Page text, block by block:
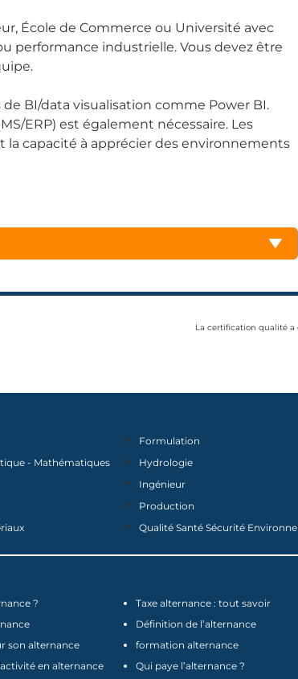
École de Commerce ou Université avec
performance industrielle. Vous devez être
BI/data visualisation comme Power BI.
ERP) est également nécessaire. Les
la capacité à apprécier des environnements
La certification qualité a
- Mathématiques
Formulation
Hydrologie
Ingénieur
Production
Qualité Santé Sécurité
?
son alternance
en alternance
Taxe alternance : tout savoir
Définition de l’alternance
formation alternance
Qui paye l’alternance ?